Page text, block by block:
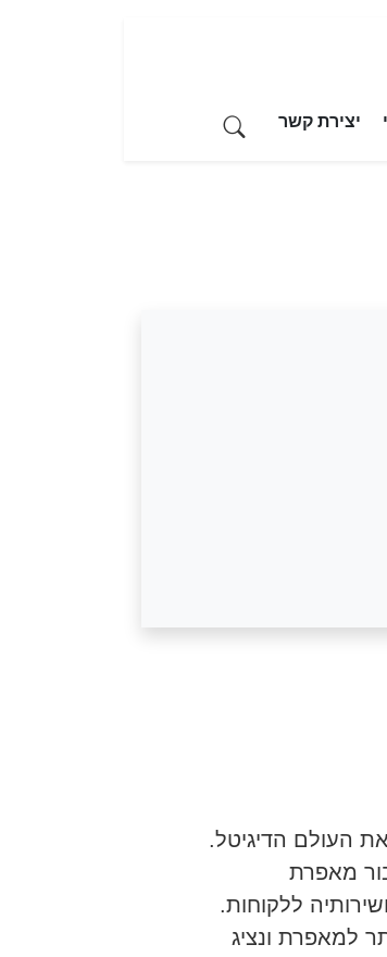
יצירת קשר
העולם הדיגיטל.
מאפרת
ללקוחות.
למאפרת ונציג